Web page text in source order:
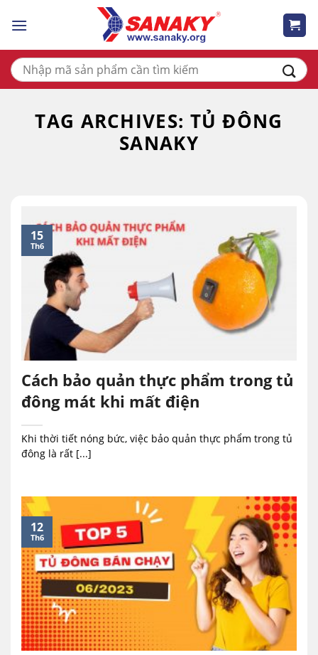
Tìm
kiếm:
TAG ARCHIVES: TỦ ĐÔNG
SANAKY
Cách bảo quản thực phẩm trong tủ
đông mát khi mất điện
Khi thời tiết nóng bức, việc bảo quản thực phẩm trong tủ
đông là rất [...]
15
Th6
12
Th6